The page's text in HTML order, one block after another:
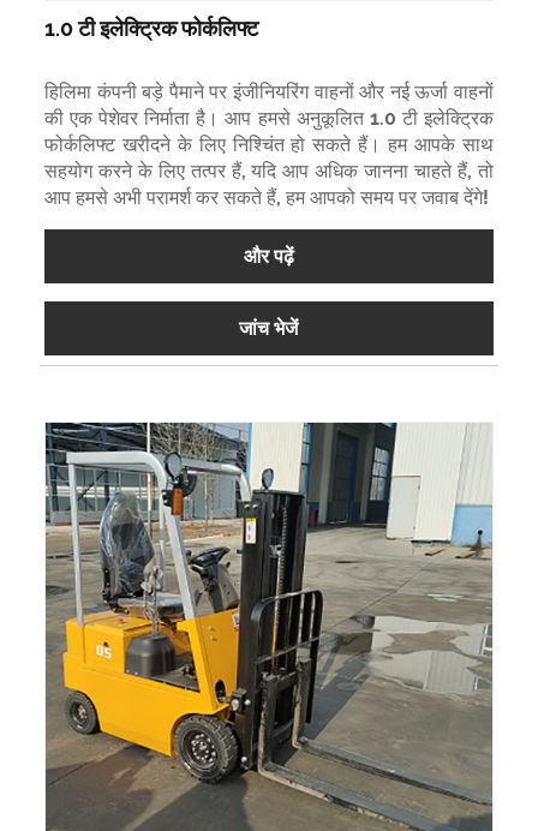
1.0 टी इलेक्ट्रिक फोर्कलिफ्ट
हिलिमा कंपनी बड़े पैमाने पर इंजीनियरिंग वाहनों और नई ऊर्जा वाहनों
की एक पेशेवर निर्माता है। आप हमसे अनुकूलित 1.0 टी इलेक्ट्रिक
फोर्कलिफ्ट खरीदने के लिए निश्चिंत हो सकते हैं। हम आपके साथ
सहयोग करने के लिए तत्पर हैं, यदि आप अधिक जानना चाहते हैं, तो
आप हमसे अभी परामर्श कर सकते हैं, हम आपको समय पर जवाब देंगे!
और पढ़ें
जांच भेजें